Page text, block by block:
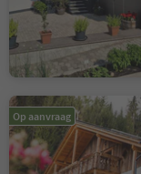
Op aanvraag